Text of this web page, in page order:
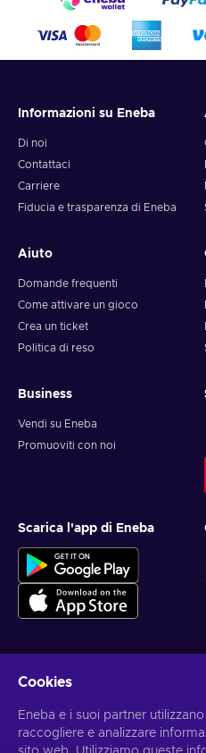
Informazioni su Eneba
Di noi
Contattaci
Carriere
Fiducia e trasparenza di Eneba
Aiuto
Domande frequenti
Come attivare un gioco
Crea un ticket
Politica di reso
Business
Vendi su Eneba
Promuoviti con noi
Scarica l'app di Eneba
Ottieni offerte di gioco
Puoi annullare l'iscrizione in
Cookies
Eneba e i suoi partner
raccogliere e analizzare